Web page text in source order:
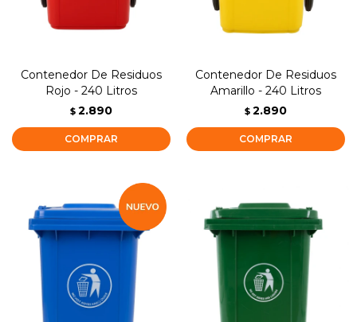
Contenedor De Residuos
Rojo - 240 Litros
$ 2.890
Contenedor De Residuos
Amarillo - 240 Litros
$ 2.890